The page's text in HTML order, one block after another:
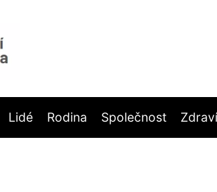
Lidé Rodina Společnost Zdraví